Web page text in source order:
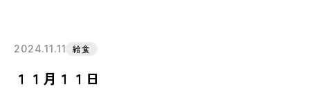
2024.11.11 給食
１１月１１日